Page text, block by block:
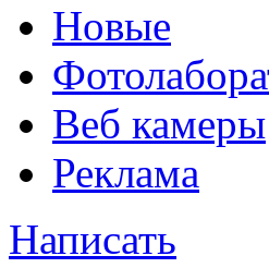
Новые
Веб камеры
Реклама
Написать